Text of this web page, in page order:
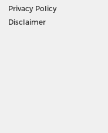
Privacy Policy
Disclaimer